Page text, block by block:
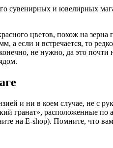
сувенирных и ювелирных
цветов, похож на зерна
а если и встречается, то
не нужно, да это
и ни в коем случае, не с
гранат», расположенные по
на E-shop). Помните, что